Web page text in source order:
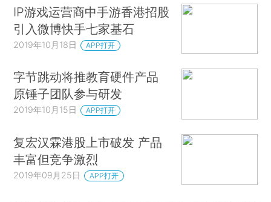
IP游戏运营商中手游香港招股
引入微博快手七家基石
2019年10月18日 APP打开
字节跳动将推教育硬件产品
原锤子团队参与研发
2019年10月15日 APP打开
复宏汉霖港股上市破发 产品
丰富但竞争激烈
2019年09月25日 APP打开